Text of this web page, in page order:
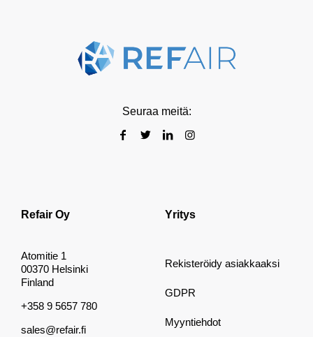
Seuraa meitä:
Refair Oy
Atomitie 1
00370 Helsinki
Finland
+358 9 5657 780
sales@refair.fi
Yritys
Rekisteröidy asiakkaaksi
GDPR
Myyntiehdot